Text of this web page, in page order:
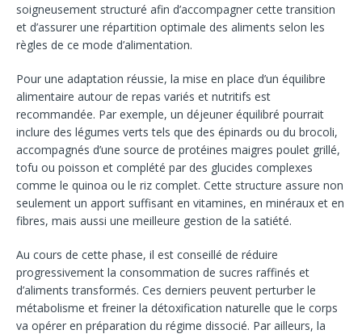
soigneusement structuré afin d’accompagner cette transition
et d’assurer une répartition optimale des aliments selon les
règles de ce mode d’alimentation.
Pour une adaptation réussie, la mise en place d’un équilibre
alimentaire autour de repas variés et nutritifs est
recommandée. Par exemple, un déjeuner équilibré pourrait
inclure des légumes verts tels que des épinards ou du brocoli,
accompagnés d’une source de protéines maigres poulet grillé,
tofu ou poisson et complété par des glucides complexes
comme le quinoa ou le riz complet. Cette structure assure non
seulement un apport suffisant en vitamines, en minéraux et en
fibres, mais aussi une meilleure gestion de la satiété.
Au cours de cette phase, il est conseillé de réduire
progressivement la consommation de sucres raffinés et
d’aliments transformés. Ces derniers peuvent perturber le
métabolisme et freiner la détoxification naturelle que le corps
va opérer en préparation du régime dissocié. Par ailleurs, la